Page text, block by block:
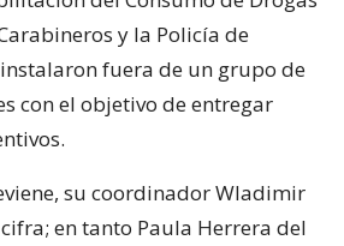
y la Policía de
fuera de un grupo de
con el objetivo de entregar
su coordinador Wladimir
en tanto Paula Herrera del